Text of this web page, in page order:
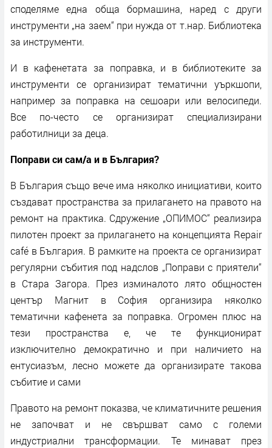
споделяме една обща бормашина, наред с други
инструменти „на заем“ при нужда от т.нар. Библиотека
за инструменти.
И в кафенетата за поправка, и в библиотеките за
инструменти се организират тематични уъркшопи,
например за поправка на сешоари или велосипеди.
Все по-често се организират специализирани
работилници за деца.
Поправи си сам/а и в България?
В България също вече има няколко инициативи, които
създават пространства за прилагането на правото на
ремонт на практика. Сдружение „ОПИМОС“ реализира
пилотен проект за прилагането на концепцията Repair
café в България. В рамките на проекта се организират
регулярни събития под надслов „Поправи с приятели“
в Стара Загора. През изминалото лято общностен
център Магнит в София организира няколко
тематични кафенета за поправка. Огромен плюс на
тези пространства е, че те функционират
изключително демократично и при наличието на
ентусиазъм, лесно можете да организирате такова
събитие и сами
Правото на ремонт показва, че климатичните решения
не започват и не свършват само с големи
индустриални трансформации. Те минават през